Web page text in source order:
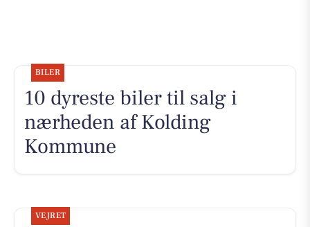
BILER
10 dyreste biler til salg i
nærheden af Kolding
Kommune
VEJRET